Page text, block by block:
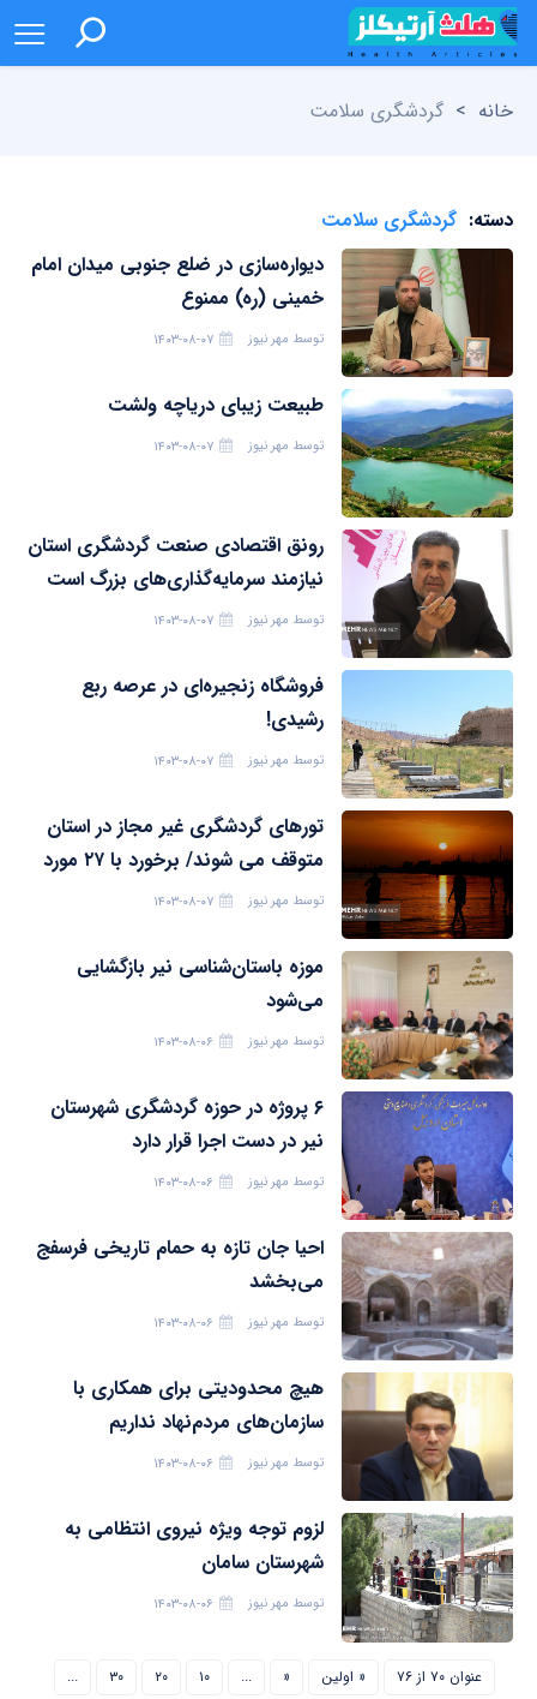
خانه > گردشگری سلامت
دسته: گردشگری سلامت
دیواره‌سازی در ضلع جنوبی میدان امام
خمینی (ره) ممنوع
توسط مهر نیوز ۱۴۰۳-۰۸-۰۷
طبیعت زیبای دریاچه ولشت
توسط مهر نیوز ۱۴۰۳-۰۸-۰۷
رونق اقتصادی صنعت گردشگری استان
نیازمند سرمایه‌گذاری‌های بزرگ است
توسط مهر نیوز ۱۴۰۳-۰۸-۰۷
فروشگاه زنجیره‌ای در عرصه ربع
رشیدی!
توسط مهر نیوز ۱۴۰۳-۰۸-۰۷
تورهای گردشگری غیر مجاز در استان
متوقف می شوند/ برخورد با ۲۷ مورد
توسط مهر نیوز ۱۴۰۳-۰۸-۰۷
موزه باستان‌شناسی نیر بازگشایی
می‌شود
توسط مهر نیوز ۱۴۰۳-۰۸-۰۶
۶ پروژه در حوزه گردشگری شهرستان
نیر در دست اجرا قرار دارد
توسط مهر نیوز ۱۴۰۳-۰۸-۰۶
احیا جان تازه به حمام تاریخی فرسفج
می‌بخشد
توسط مهر نیوز ۱۴۰۳-۰۸-۰۶
هیچ محدودیتی برای همکاری با
سازمان‌های مردم‌نهاد نداریم
توسط مهر نیوز ۱۴۰۳-۰۸-۰۶
لزوم توجه ویژه نیروی انتظامی به
شهرستان سامان
توسط مهر نیوز ۱۴۰۳-۰۸-۰۶
عنوان ۷۰ از ۷۶ « اولین «
... ۱۰ ۲۰ ۳۰
...